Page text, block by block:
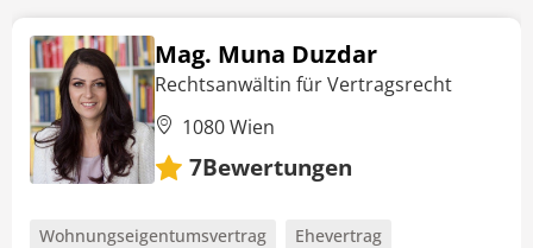
Mag. Muna Duzdar
Rechtsanwältin für Vertragsrecht
1080 Wien
7Bewertungen
Wohnungseigentumsvertrag
Ehevertrag